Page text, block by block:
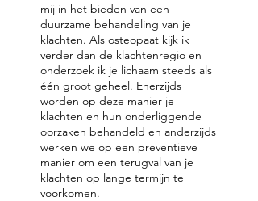
mij in het bieden van een
duurzame behandeling van je
klachten. Als osteopaat kijk ik
verder dan de klachtenregio en
onderzoek ik je lichaam steeds als
één groot geheel. Enerzijds
worden op deze manier je
klachten en hun onderliggende
oorzaken behandeld en anderzijds
werken we op een preventieve
manier om een terugval van je
klachten op lange termijn te
voorkomen.